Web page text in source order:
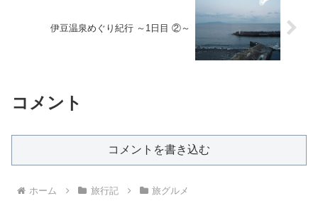
伊豆温泉めぐり紀行 ～1日目 ②～
コメント
コメントを書き込む
ホーム 旅行記 旅グルメ